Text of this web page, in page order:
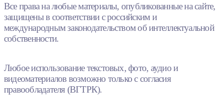
Все права на любые материалы, опубликованные на сайте,
защищены в соответствии с российским и
международным законодательством об интеллектуальной
собственности.
Любое использование текстовых, фото, аудио и
видеоматериалов возможно только с согласия
правообладателя (ВГТРК).